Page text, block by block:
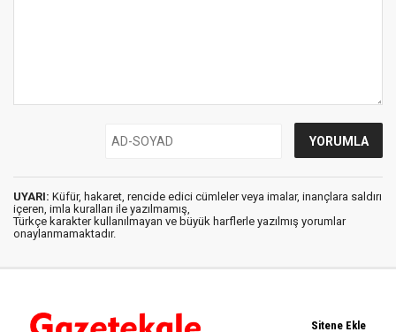
UYARI: Küfür, hakaret, rencide edici cümleler veya imalar, inançlara saldırı
içeren, imla kuralları ile yazılmamış,
Türkçe karakter kullanılmayan ve büyük harflerle yazılmış yorumlar
onaylanmamaktadır.